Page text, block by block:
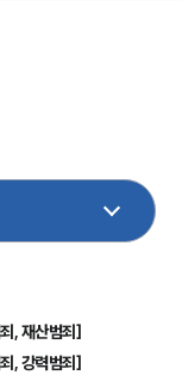
, 재산범죄]
, 강력범죄]